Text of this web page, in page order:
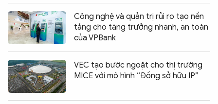
Công nghệ và quản trị rủi ro tạo nền
tảng cho tăng trưởng nhanh, an toàn
của VPBank
VEC tạo bước ngoặt cho thị trường
MICE với mô hình “Đồng sở hữu IP”